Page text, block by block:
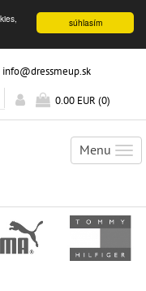
súhlasím
info@dressmeup.sk
0.00 EUR (0)
Menu